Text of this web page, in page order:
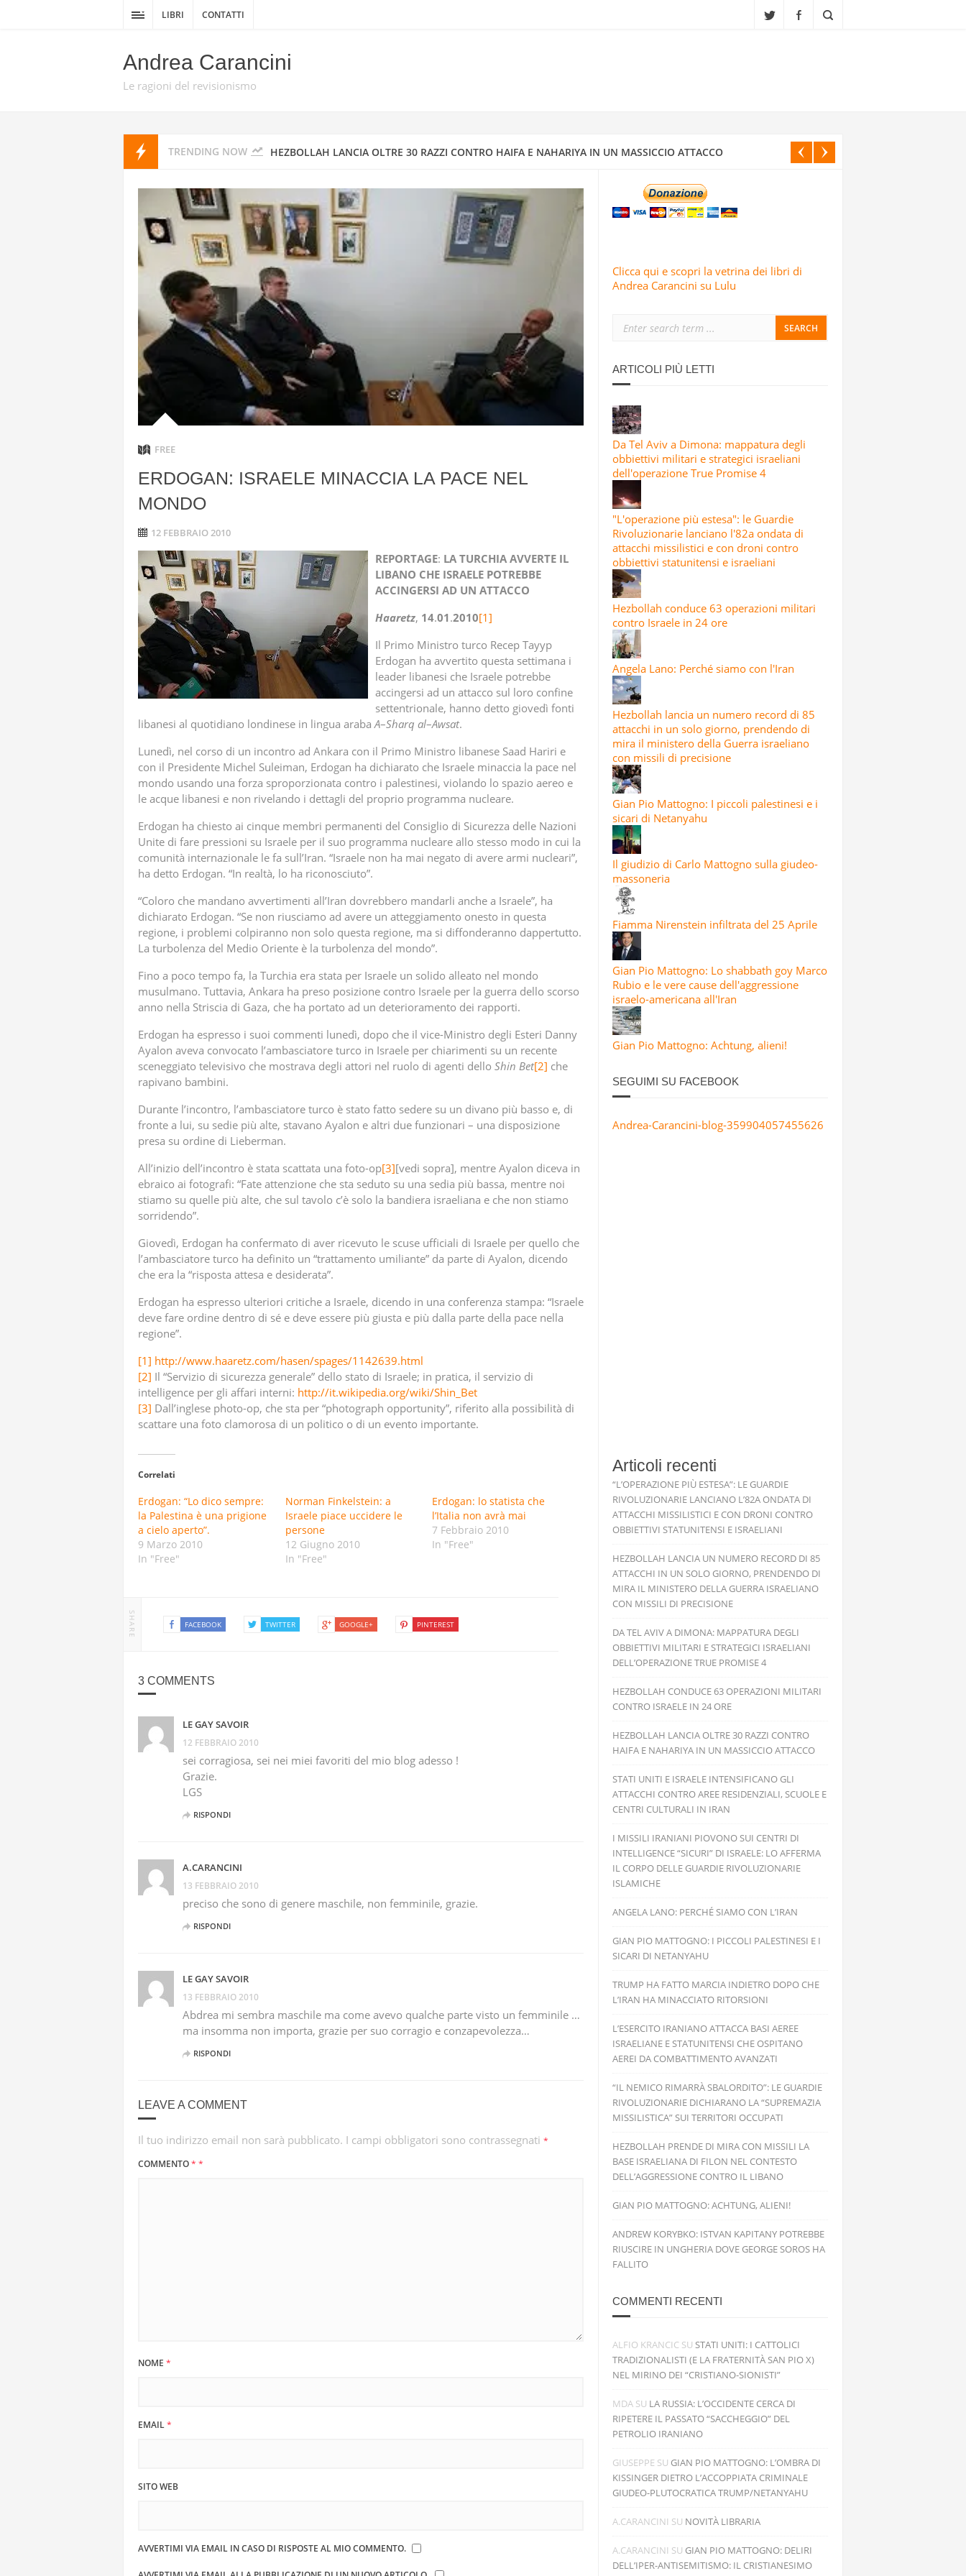
LIBRI CONTATTI
Andrea Carancini
Le ragioni del revisionismo
TRENDING NOW HEZBOLLAH LANCIA OLTRE 30 RAZZI CONTRO HAIFA E NAHARIYA IN UN MASSICCIO ATTACCO
STATI UNITI E ISRAELE INTENSIFICANO GLI ATTACCHI CONTRO AREE RESIDENZIALI, SCUOLE E CENTRI CULTURALI IN
IRAN
I MISSILI IRANIANI PIOVONO SUI CENTRI DI INTELLIGENCE “SICURI” DI ISRAELE: LO AFFERMA IL CORPO DELLE
GUARDIE RIVOLUZIONARIE ISLAMICHE
ANGELA LANO: PERCHÉ SIAMO CON L’IRAN
“L’OPERAZIONE PIÙ ESTESA”: LE GUARDIE RIVOLUZIONARIE LANCIANO L’82A ONDATA DI ATTACCHI MISSILISTICI E
CON DRONI CONTRO OBBIETTIVI STATUNITENSI E ISRAELIANI
FREE
ERDOGAN: ISRAELE MINACCIA LA PACE NEL
MONDO
12 FEBBRAIO 2010
REPORTAGE: LA TURCHIA AVVERTE IL
LIBANO CHE ISRAELE POTREBBE
ACCINGERSI AD UN ATTACCO
Haaretz, 14.01.2010[1]
Il Primo Ministro turco Recep Tayyp
Erdogan ha avvertito questa settimana i
leader libanesi che Israele potrebbe
accingersi ad un attacco sul loro confine
settentrionale, hanno detto giovedì fonti
libanesi al quotidiano londinese in lingua arabaA–Sharq al–Awsat.
Lunedì, nel corso di un incontro ad Ankara con il Primo Ministro libanese Saad Hariri e
con il Presidente Michel Suleiman, Erdogan ha dichiarato che Israele minaccia la pace nel
mondo usando una forza sproporzionata contro i palestinesi, violando lo spazio aereo e
le acque libanesi e non rivelando i dettagli del proprio programma nucleare.
Erdogan ha chiesto ai cinque membri permanenti del Consiglio di Sicurezza delle Nazioni
Unite di fare pressioni su Israele per il suo programma nucleare allo stesso modo in cui la
comunità internazionale le fa sull’Iran. “Israele non ha mai negato di avere armi nucleari”,
ha detto Erdogan. “In realtà, lo ha riconosciuto”.
“Coloro che mandano avvertimenti all’Iran dovrebbero mandarli anche a Israele”, ha
dichiarato Erdogan. “Se non riusciamo ad avere un atteggiamento onesto in questa
regione, i problemi colpiranno non solo questa regione, ma si diffonderanno dappertutto.
La turbolenza del Medio Oriente è la turbolenza del mondo”.
Fino a poco tempo fa, la Turchia era stata per Israele un solido alleato nel mondo
musulmano. Tuttavia, Ankara ha preso posizione contro Israele per la guerra dello scorso
anno nella Striscia di Gaza, che ha portato ad un deterioramento dei rapporti.
Erdogan ha espresso i suoi commenti lunedì, dopo che il vice-Ministro degli Esteri Danny
Ayalon aveva convocato l’ambasciatore turco in Israele per chiarimenti su un recente
sceneggiato televisivo che mostrava degli attori nel ruolo di agenti dello Shin Bet[2] che
rapivano bambini.
Durante l’incontro, l’ambasciatore turco è stato fatto sedere su un divano più basso e, di
fronte a lui, su sedie più alte, stavano Ayalon e altri due funzionari – una disposizione
presa su ordine di Lieberman.
All’inizio dell’incontro è stata scattata una foto-op[3][vedi sopra], mentre Ayalon diceva in
ebraico ai fotografi: “Fate attenzione che sta seduto su una sedia più bassa, mentre noi
stiamo su quelle più alte, che sul tavolo c’è solo la bandiera israeliana e che non stiamo
sorridendo”.
Giovedì, Erdogan ha confermato di aver ricevuto le scuse ufficiali di Israele per quello che
l’ambasciatore turco ha definito un “trattamento umiliante” da parte di Ayalon, dicendo
che era la “risposta attesa e desiderata”.
Erdogan ha espresso ulteriori critiche a Israele, dicendo in una conferenza stampa: “Israele
deve fare ordine dentro di sé e deve essere più giusta e più dalla parte della pace nella
regione”.
[1] http://www.haaretz.com/hasen/spages/1142639.html
[2] Il “Servizio di sicurezza generale” dello stato di Israele; in pratica, il servizio di
intelligence per gli affari interni: http://it.wikipedia.org/wiki/Shin_Bet
[3] Dall’inglese photo-op, che sta per “photograph opportunity”, riferito alla possibilità di
scattare una foto clamorosa di un politico o di un evento importante.
Correlati
Erdogan: “Lo dico sempre:
la Palestina è una prigione
a cielo aperto”.
9 Marzo 2010
In "Free"
Norman Finkelstein: a
Israele piace uccidere le
persone
12 Giugno 2010
In "Free"
Erdogan: lo statista che
l’Italia non avrà mai
7 Febbraio 2010
In "Free"
SHARE FACEBOOK TWITTER GOOGLE+ PINTEREST
3 COMMENTS
LE GAY SAVOIR
12 FEBBRAIO 2010
sei corragiosa, sei nei miei favoriti del mio blog adesso !
Grazie.
LGS
RISPONDI
A.CARANCINI
13 FEBBRAIO 2010
preciso che sono di genere maschile, non femminile, grazie.
RISPONDI
LE GAY SAVOIR
13 FEBBRAIO 2010
Abdrea mi sembra maschile ma come avevo qualche parte visto un femminile …
ma insomma non importa, grazie per suo corragio e conzapevolezza…
RISPONDI
LEAVE A COMMENT
Il tuo indirizzo email non sarà pubblicato. I campi obbligatori sono contrassegnati *
COMMENTO* *
NOME *
EMAIL*
SITO WEB
AVVERTIMI VIA EMAIL IN CASO DI RISPOSTE AL MIO COMMENTO.
Clicca qui e scopri la vetrina dei libri di
Andrea Carancini su Lulu
ARTICOLI PIÙ LETTI
Da Tel Aviv a Dimona: mappatura degli
obbiettivi militari e strategici israeliani
dell'operazione True Promise 4
"L'operazione più estesa": le Guardie
Rivoluzionarie lanciano l'82a ondata di
attacchi missilistici e con droni contro
obbiettivi statunitensi e israeliani
Hezbollah conduce 63 operazioni militari
contro Israele in 24 ore
Angela Lano: Perché siamo con l'Iran
Hezbollah lancia un numero record di 85
attacchi in un solo giorno, prendendo di
mira il ministero della Guerra israeliano
con missili di precisione
Gian Pio Mattogno: I piccoli palestinesi e i
sicari di Netanyahu
Il giudizio di Carlo Mattogno sulla giudeo-
massoneria
Fiamma Nirenstein infiltrata del 25 Aprile
Gian Pio Mattogno: Lo shabbath goy Marco
Rubio e le vere cause dell'aggressione
israelo-americana all'Iran
Gian Pio Mattogno: Achtung, alieni!
SEGUIMI SU FACEBOOK
Andrea-Carancini-blog-359904057455626
Articoli recenti
“L’OPERAZIONE PIÙ ESTESA”: LE GUARDIE
RIVOLUZIONARIE LANCIANO L’82A ONDATA DI
ATTACCHI MISSILISTICI E CON DRONI CONTRO
OBBIETTIVI STATUNITENSI E ISRAELIANI
HEZBOLLAH LANCIA UN NUMERO RECORD DI 85
ATTACCHI IN UN SOLO GIORNO, PRENDENDO DI
MIRA IL MINISTERO DELLA GUERRA ISRAELIANO
CON MISSILI DI PRECISIONE
DA TEL AVIV A DIMONA: MAPPATURA DEGLI
OBBIETTIVI MILITARI E STRATEGICI ISRAELIANI
DELL’OPERAZIONE TRUE PROMISE 4
HEZBOLLAH CONDUCE 63 OPERAZIONI MILITARI
CONTRO ISRAELE IN 24 ORE
HEZBOLLAH LANCIA OLTRE 30 RAZZI CONTRO
HAIFA E NAHARIYA IN UN MASSICCIO ATTACCO
STATI UNITI E ISRAELE INTENSIFICANO GLI
ATTACCHI CONTRO AREE RESIDENZIALI, SCUOLE E
CENTRI CULTURALI IN IRAN
I MISSILI IRANIANI PIOVONO SUI CENTRI DI
INTELLIGENCE “SICURI” DI ISRAELE: LO AFFERMA
IL CORPO DELLE GUARDIE RIVOLUZIONARIE
ISLAMICHE
ANGELA LANO: PERCHÉ SIAMO CON L’IRAN
GIAN PIO MATTOGNO: I PICCOLI PALESTINESI E I
SICARI DI NETANYAHU
TRUMP HA FATTO MARCIA INDIETRO DOPO CHE
L’IRAN HA MINACCIATO RITORSIONI
L’ESERCITO IRANIANO ATTACCA BASI AEREE
ISRAELIANE E STATUNITENSI CHE OSPITANO
AEREI DA COMBATTIMENTO AVANZATI
“IL NEMICO RIMARRÀ SBALORDITO”: LE GUARDIE
RIVOLUZIONARIE DICHIARANO LA “SUPREMAZIA
MISSILISTICA” SUI TERRITORI OCCUPATI
HEZBOLLAH PRENDE DI MIRA CON MISSILI LA
BASE ISRAELIANA DI FILON NEL CONTESTO
DELL’AGGRESSIONE CONTRO IL LIBANO
GIAN PIO MATTOGNO: ACHTUNG, ALIENI!
ANDREW KORYBKO: ISTVAN KAPITANY POTREBBE
RIUSCIRE IN UNGHERIA DOVE GEORGE SOROS HA
FALLITO
COMMENTI RECENTI
ALFIO KRANCIC SU STATI UNITI: I CATTOLICI
TRADIZIONALISTI (E LA FRATERNITÀ SAN PIO X)
NEL MIRINO DEI “CRISTIANO-SIONISTI”
MDA SU LA RUSSIA: L’OCCIDENTE CERCA DI
RIPETERE IL PASSATO “SACCHEGGIO” DEL
PETROLIO IRANIANO
GIUSEPPE SU GIAN PIO MATTOGNO: L’OMBRA DI
KISSINGER DIETRO L’ACCOPPIATA CRIMINALE
GIUDEO-PLUTOCRATICA TRUMP/NETANYAHU
A.CARANCINI SU NOVITÀ LIBRARIA
A.CARANCINI SU GIAN PIO MATTOGNO: DELIRI
DELL’IPER-ANTISEMITISMO: IL CRISTIANESIMO